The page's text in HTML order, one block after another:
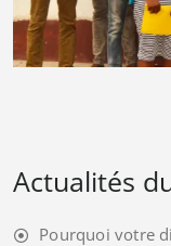
Actualités
Pourquoi votre